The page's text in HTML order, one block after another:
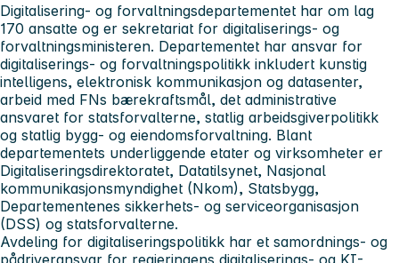
Digitalisering- og forvaltningsdepartementet har om lag
170 ansatte og er sekretariat for digitaliserings- og
forvaltningsministeren. Departementet har ansvar for
digitaliserings- og forvaltningspolitikk inkludert kunstig
intelligens, elektronisk kommunikasjon og datasenter,
arbeid med FNs bærekraftsmål, det administrative
ansvaret for statsforvalterne, statlig arbeidsgiverpolitikk
og statlig bygg- og eiendomsforvaltning. Blant
departementets underliggende etater og virksomheter er
Digitaliseringsdirektoratet, Datatilsynet, Nasjonal
kommunikasjonsmyndighet (Nkom), Statsbygg,
Departementenes sikkerhets- og serviceorganisasjon
(DSS) og statsforvalterne.
Avdeling for digitaliseringspolitikk har et samordnings- og
pådriveransvar for regjeringens digitaliserings- og KI-